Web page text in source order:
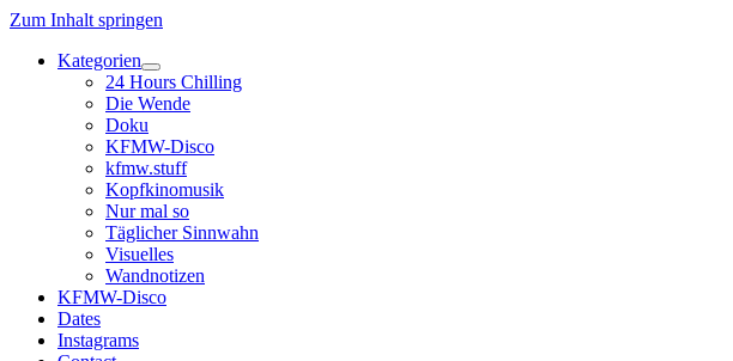
Zum Inhalt springen
Kategorien
Dropdown-
Menü
öffnen
24 Hours Chilling
Die Wende
Doku
KFMW-Disco
kfmw.stuff
Kopfkinomusik
Nur mal so
Täglicher Sinnwahn
Visuelles
Wandnotizen
KFMW-Disco
Dates
Instagrams